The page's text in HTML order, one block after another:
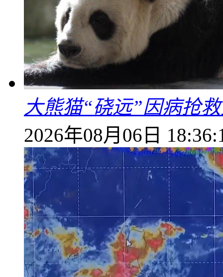
大熊猫“硗远”因病抢
2026年08月06日